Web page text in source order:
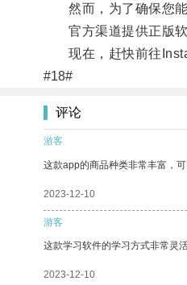
然而，为了确保您能
官方渠道提供正版软
现在，赶快前往
#18#
评论
游客
这款app的商品种类非常丰富，
2023-12-10
游客
这款学习软件的学习方式非常灵
2023-12-10